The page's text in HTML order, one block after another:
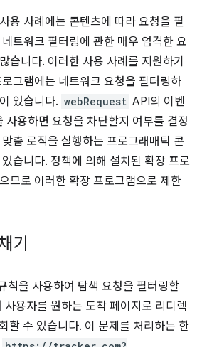
용 사례에는 콘텐츠에 따라 요청을 필
트워크 필터링에 관한 매우 엄격한 요
습니다. 이러한 사용 사례를 지원하기
그램에는 네트워크 요청을 필터링하
있습니다. webRequest API의 이벤
사용하면 요청을 차단할지 여부를 결정
춤 로직을 실행하는 프로그래매틱 콘
습니다. 정책에 의해 설치된 확장 프로
므로 이러한 확장 프로그램으로 제한
기
칙을 사용하여 탐색 요청을 필터링할
사용자를 원하는 도착 페이지로 리디렉
할 수 있습니다. 이 문제를 처리하는 한